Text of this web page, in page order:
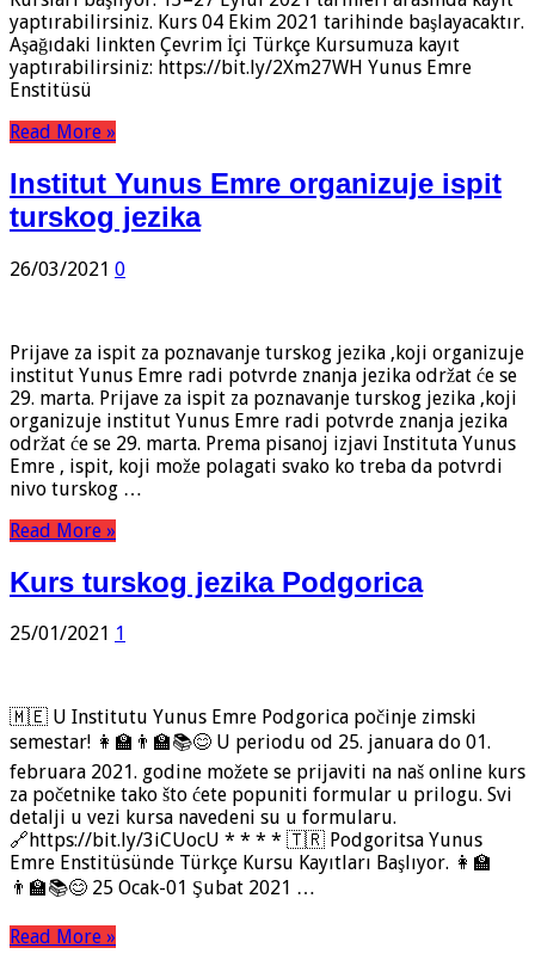
yaptırabilirsiniz. Kurs 04 Ekim 2021 tarihinde başlayacaktır.
Aşağıdaki linkten Çevrim İçi Türkçe Kursumuza kayıt
yaptırabilirsiniz: https://bit.ly/2Xm27WH Yunus Emre
Enstitüsü
Read More »
Institut Yunus Emre organizuje ispit
turskog jezika
26/03/2021 0
Prijave za ispit za poznavanje turskog jezika ,koji organizuje
institut Yunus Emre radi potvrde znanja jezika održat će se
29. marta. Prijave za ispit za poznavanje turskog jezika ,koji
organizuje institut Yunus Emre radi potvrde znanja jezika
održat će se 29. marta. Prema pisanoj izjavi Instituta Yunus
Emre , ispit, koji može polagati svako ko treba da potvrdi
nivo turskog …
Read More »
Kurs turskog jezika Podgorica
25/01/2021 1
🇲🇪 U Institutu Yunus Emre Podgorica počinje zimski
semestar! 👩‍🏫👨‍🏫📚😊 U periodu od 25. januara do 01.
februara 2021. godine možete se prijaviti na naš online kurs
za početnike tako što ćete popuniti formular u prilogu. Svi
detalji u vezi kursa navedeni su u formularu.
🔗https://bit.ly/3iCUocU * * * * 🇹🇷 Podgoritsa Yunus
Emre Enstitüsünde Türkçe Kursu Kayıtları Başlıyor. 👩‍🏫
👨‍🏫📚😊 25 Ocak-01 Şubat 2021 …
Read More »